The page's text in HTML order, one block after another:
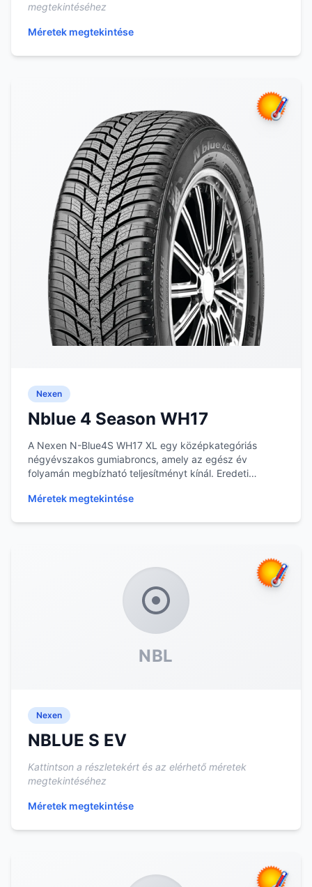
megtekintéséhez
Méretek megtekintése
Nexen
Nblue 4 Season WH17
A Nexen N-Blue4S WH17 XL egy középkategóriás
négyévszakos gumiabroncs, amely az egész év
folyamán megbízható teljesítményt kínál. Eredeti
Méretek megtekintése
NBL
Nexen
NBLUE S EV
Kattintson a részletekért és az elérhető méretek
megtekintéséhez
Méretek megtekintése